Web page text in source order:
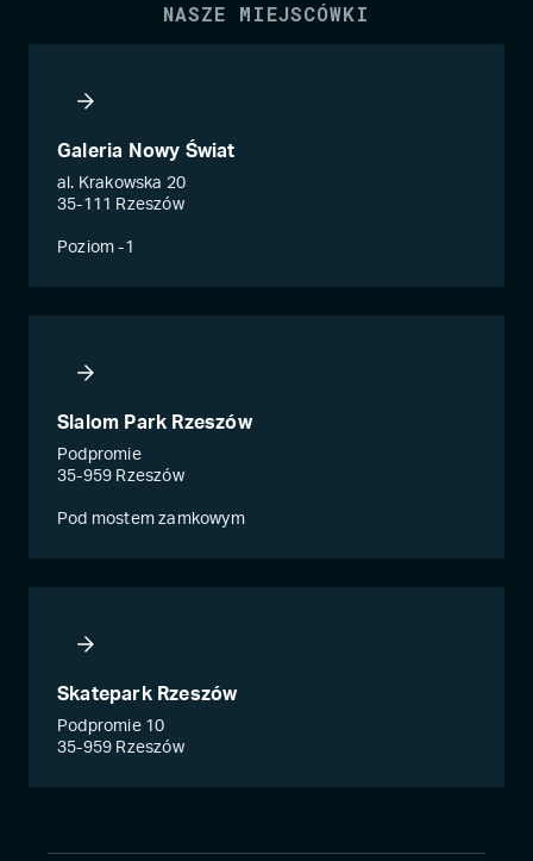
NASZE MIEJSCÓWKI
Galeria Nowy Świat
al. Krakowska 20
35-111 Rzeszów
Poziom -1
Slalom Park Rzeszów
Podpromie
35-959 Rzeszów
Pod mostem zamkowym
Skatepark Rzeszów
Podpromie 10
35-959 Rzeszów